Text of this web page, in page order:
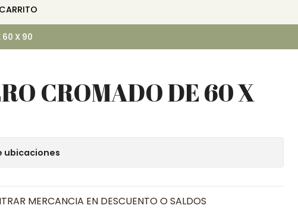
CARRITO
60 X 90
CROMADO DE 60 X
ubicaciones
MERCANCIA EN DESCUENTO O SALDOS